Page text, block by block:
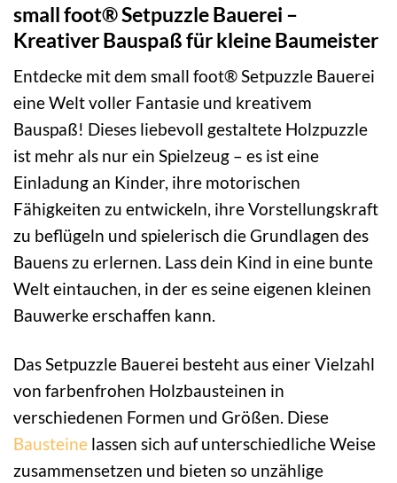
small foot® Setpuzzle Bauerei –
Kreativer Bauspaß für kleine Baumeister
Entdecke mit dem small foot® Setpuzzle Bauerei
eine Welt voller Fantasie und kreativem
Bauspaß! Dieses liebevoll gestaltete Holzpuzzle
ist mehr als nur ein Spielzeug – es ist eine
Einladung an Kinder, ihre motorischen
Fähigkeiten zu entwickeln, ihre Vorstellungskraft
zu beflügeln und spielerisch die Grundlagen des
Bauens zu erlernen. Lass dein Kind in eine bunte
Welt eintauchen, in der es seine eigenen kleinen
Bauwerke erschaffen kann.
Das Setpuzzle Bauerei besteht aus einer Vielzahl
von farbenfrohen Holzbausteinen in
verschiedenen Formen und Größen. Diese
Bausteine lassen sich auf unterschiedliche Weise
zusammensetzen und bieten so unzählige